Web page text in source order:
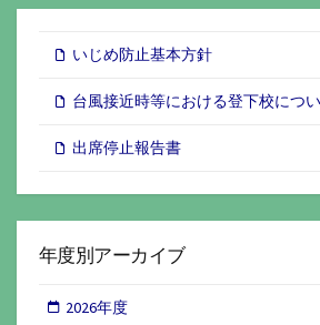
いじめ防止基本方針
台風接近時等における登下校につ
出席停止報告書
年度別アーカイブ
2026年度